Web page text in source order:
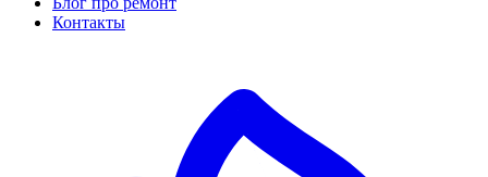
Контакты